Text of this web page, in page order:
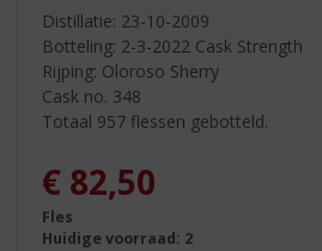
Distillatie: 23-10-2009
Botteling: 2-3-2022 Cask Strength
Rijping: Oloroso Sherry
Cask no. 348
Totaal 957 flessen gebotteld.
€ 82,50
Fles
Huidige voorraad: 2